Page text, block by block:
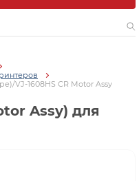
VJ-1608HS CR Motor Assy
Assy) для